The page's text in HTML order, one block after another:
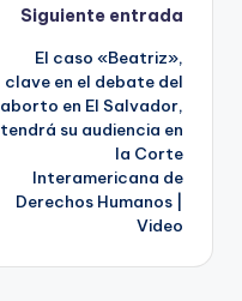
Siguiente entrada
El caso «Beatriz»,
clave en el debate del
aborto en El Salvador,
tendrá su audiencia en
la Corte
Interamericana de
Derechos Humanos |
Video